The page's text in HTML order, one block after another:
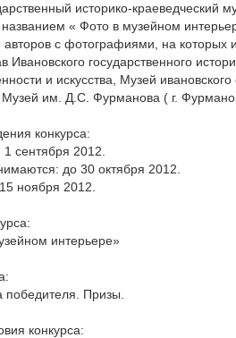
историко-краеведческий
« Фото в музейном
авторов с фотографиями, на которых
Ивановского государственного
и искусства, Музей
им. Д.С. Фурманова ( г.
конкурса:
сентября 2012.
до 30 октября 2012.
ноября 2012.
интерьере»
Призы.
конкурса: